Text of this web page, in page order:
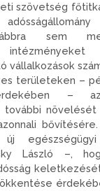
szövetség
sem
vállalkozások
területeken –
–
további növelését
bővítésére.
László –,